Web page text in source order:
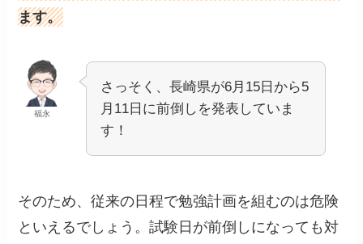
ます。
福永
さっそく、長崎県が6月15日から5
月11日に前倒しを発表していま
す！
そのため、従来の日程で勉強計画を組むのは危険
といえるでしょう。試験日が前倒しになっても対